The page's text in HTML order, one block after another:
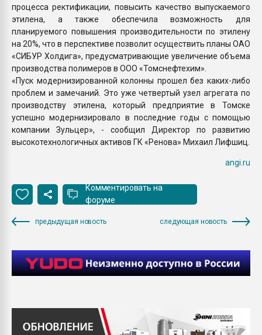
процесса ректификации, повысить качество выпускаемого
этилена, а также обеспечила возможность для
планируемого повышения производительности по этилену
на 20%, что в перспективе позволит осуществить планы ОАО
«СИБУР Холдига», предусматривающие увеличение объема
производства полимеров в ООО «Томснефтехим».
«Пуск модернизированной колонны прошел без каких-либо
проблем и замечаний. Это уже четвертый узел агрегата по
производству этилена, который предприятие в Томске
успешно модернизировало в последние годы с помощью
компании Зульцер», - сообщил Директор по развитию
высокотехнологичных активов ГК «Ренова» Михаил Лифшиц.
angi.ru
Комментировать на
форуме
предыдущая новость следующая новость